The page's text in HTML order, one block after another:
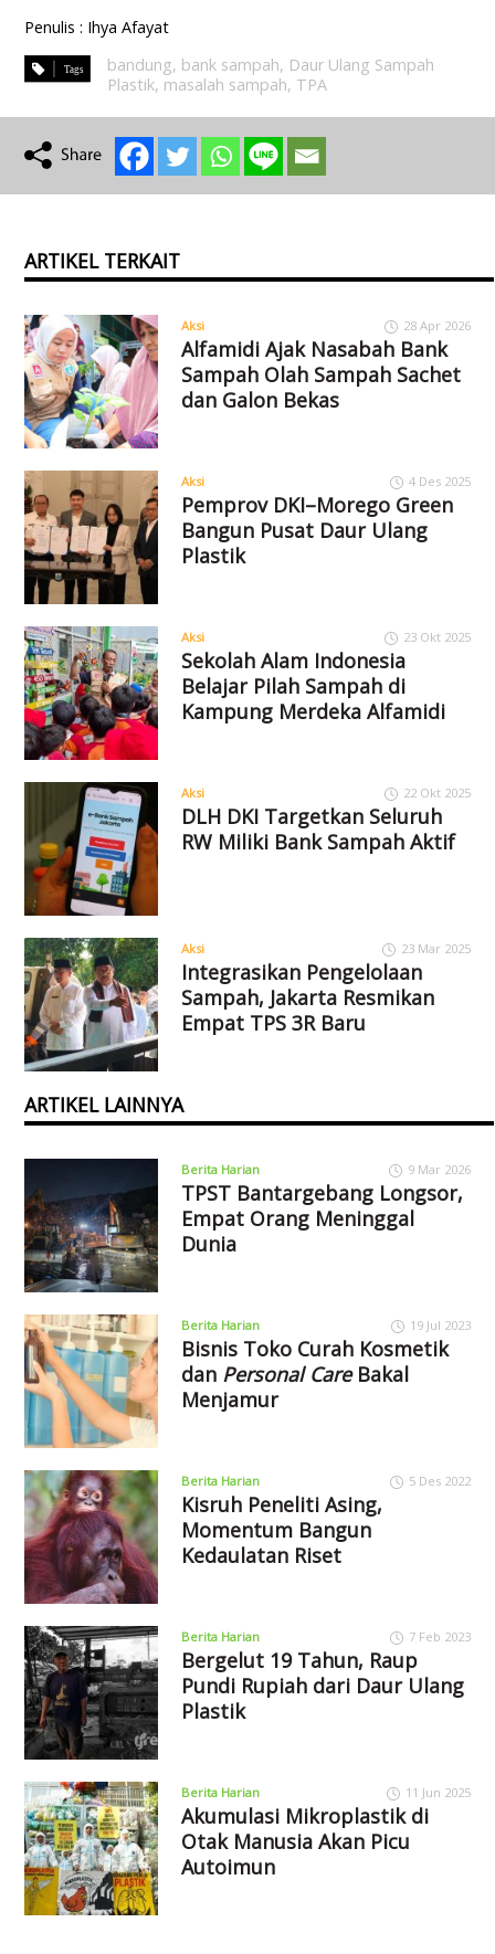
Penulis : Ihya Afayat
bandung, bank sampah, Daur Ulang Sampah
Plastik, masalah sampah, TPA
ARTIKEL TERKAIT
Aksi 28 Apr 2026
Alfamidi Ajak Nasabah Bank
Sampah Olah Sampah Sachet
dan Galon Bekas
Aksi 4 Des 2025
Pemprov DKI–Morego Green
Bangun Pusat Daur Ulang
Plastik
Aksi 23 Okt 2025
Sekolah Alam Indonesia
Belajar Pilah Sampah di
Kampung Merdeka Alfamidi
Aksi 22 Okt 2025
DLH DKI Targetkan Seluruh
RW Miliki Bank Sampah Aktif
Aksi 23 Mar 2025
Integrasikan Pengelolaan
Sampah, Jakarta Resmikan
Empat TPS 3R Baru
ARTIKEL LAINNYA
Berita Harian 9 Mar 2026
TPST Bantargebang Longsor,
Empat Orang Meninggal
Dunia
Berita Harian 19 Jul 2023
Bisnis Toko Curah Kosmetik
dan Personal CareBakal
Menjamur
Berita Harian 5 Des 2022
Kisruh Peneliti Asing,
Momentum Bangun
Kedaulatan Riset
Berita Harian 7 Feb 2023
Bergelut 19 Tahun, Raup
Pundi Rupiah dari Daur Ulang
Plastik
Berita Harian 11 Jun 2025
Akumulasi Mikroplastik di
Otak Manusia Akan Picu
Autoimun